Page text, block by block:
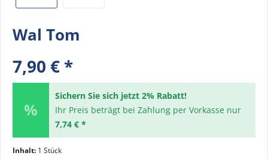
Wal Tom
7,90 € *
Sichern Sie sich jetzt 2% Rabatt!
Ihr Preis beträgt bei Zahlung per Vorkasse nur
7,74 € *
Inhalt: 1 Stück